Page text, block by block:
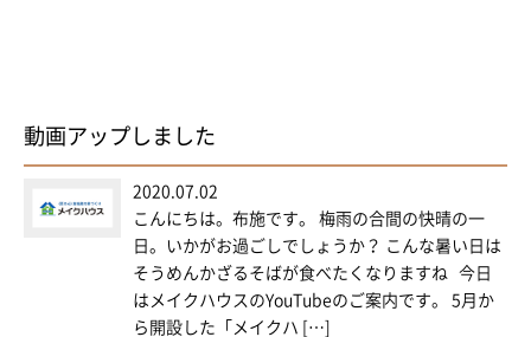
動画アップしました
2020.07.02
こんにちは。布施です。 梅雨の合間の快晴の一
日。いかがお過ごしでしょうか？ こんな暑い日は
そうめんかざるそばが食べたくなりますね 今日
はメイクハウスのYouTubeのご案内です。 5月か
ら開設した「メイクハ […]